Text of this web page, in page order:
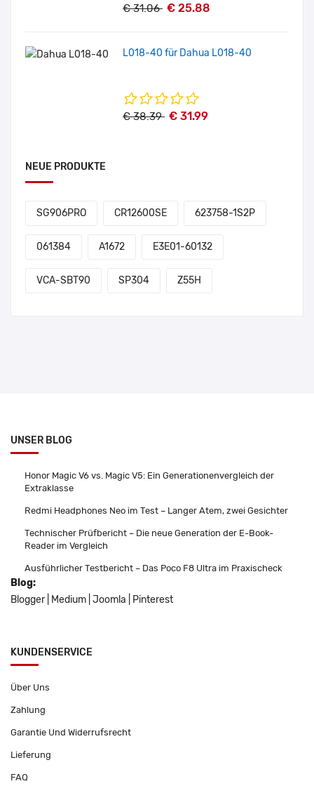
€ 31.06 € 25.88
L018-40 für Dahua L018-40
€ 38.39 € 31.99
NEUE PRODUKTE
SG906PRO CR12600SE 623758-1S2P
061384 A1672 E3E01-60132
VCA-SBT90 SP304 Z55H
UNSER BLOG
Honor Magic V6 vs. Magic V5: Ein Generationenvergleich der
Extraklasse
Redmi Headphones Neo im Test – Langer Atem, zwei Gesichter
Technischer Prüfbericht – Die neue Generation der E-Book-
Reader im Vergleich
Ausführlicher Testbericht – Das Poco F8 Ultra im Praxischeck
Blog:
Blogger
Medium Joomla Pinterest
KUNDENSERVICE
Über Uns
Zahlung
Garantie Und Widerrufsrecht
Lieferung
FAQ